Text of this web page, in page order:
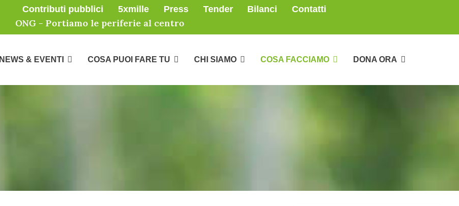
Contributi pubblici 5xmille Press Tender Bilanci Contatti
ONG - Portiamo le periferie al centro
NEWS & EVENTI COSA PUOI FARE TU CHI SIAMO COSA FACCIAMO DONA ORA